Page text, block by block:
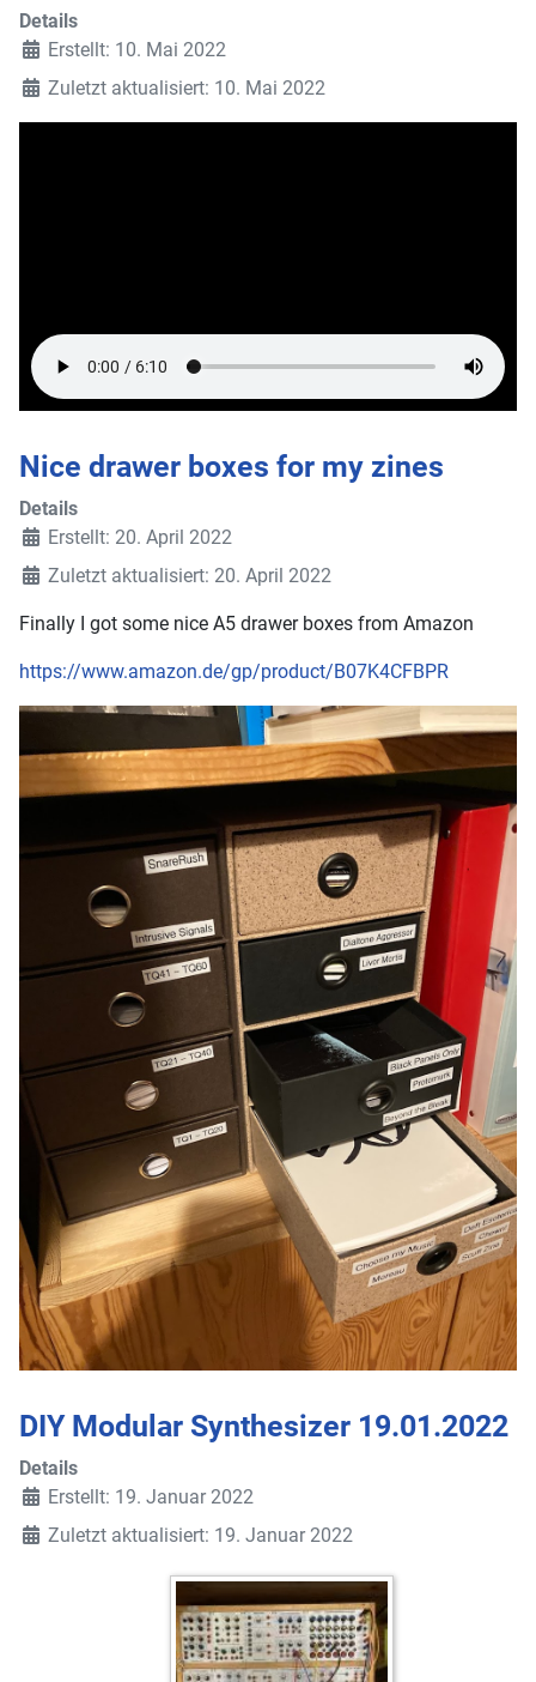
Details
Erstellt: 10. Mai 2022
Zuletzt aktualisiert: 10. Mai 2022
Nice drawer boxes for my zines
Details
Erstellt: 20. April 2022
Zuletzt aktualisiert: 20. April 2022
Finally I got some nice A5 drawer boxes from Amazon
https://www.amazon.de/gp/product/B07K4CFBPR
DIY Modular Synthesizer 19.01.2022
Details
Erstellt: 19. Januar 2022
Zuletzt aktualisiert: 19. Januar 2022